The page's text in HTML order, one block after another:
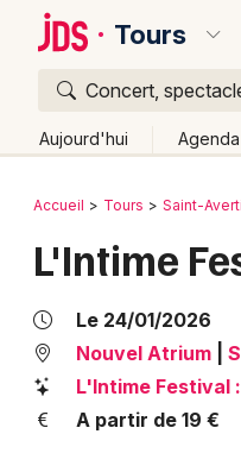
Tours
Concert,
Aujourd'hui Agenda
Publier un
Grands événements
Activité & Expérience
Bordeaux
Lille
Lyon
Retour
Accueil Tours Saint-
L'Intime
Le 24/01/2026
Nouvel Atrium
L'Intime Festival
A partir de 19 €
Quoi ?
Où ?
Partout
Près de moi
Quand ?
Aujourd'hui
Demain